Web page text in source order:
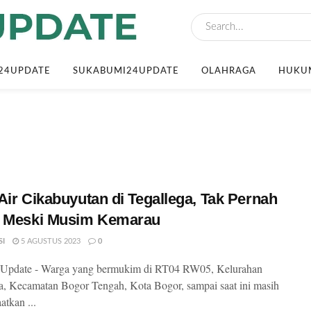
SUKABUMI24UPDATE OLAHRAGA
Cikabuyutan di Tegallega, Tak Pernah
Musim Kemarau
5 AGUSTUS 2023 0
- Warga yang bermukim di RT04 RW05, Kelurahan
Kecamatan Bogor Tengah, Kota Bogor, sampai saat ini masih
...